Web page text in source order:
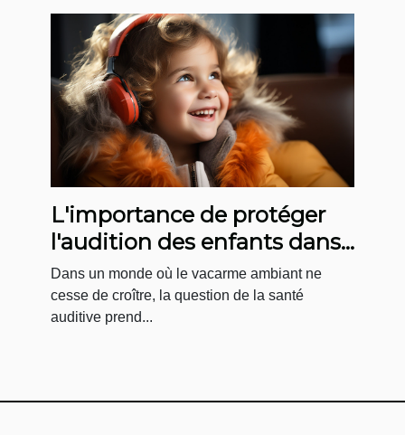
L'importance de protéger
l'audition des enfants dans
des environnements
bruyants
Dans un monde où le vacarme ambiant ne
cesse de croître, la question de la santé
auditive prend...